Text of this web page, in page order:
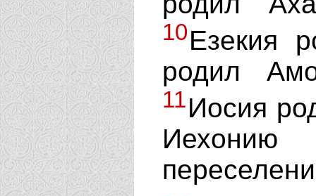
10Езекия
родил
11Иосия
Иехонию